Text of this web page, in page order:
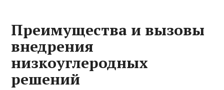
Преимущества и вызовы
внедрения
низкоуглеродных
решений